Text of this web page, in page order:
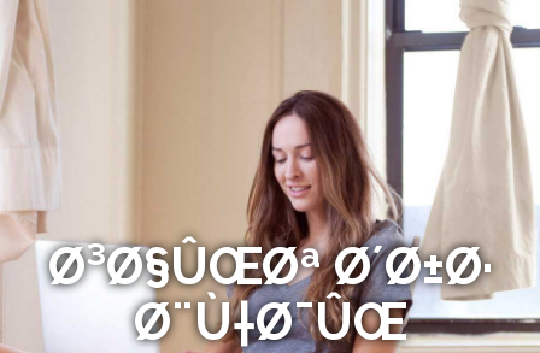
Ø³Ø§ÛŒØª Ø´Ø±Ø·
Ø¨Ù†Ø¯ÛŒ